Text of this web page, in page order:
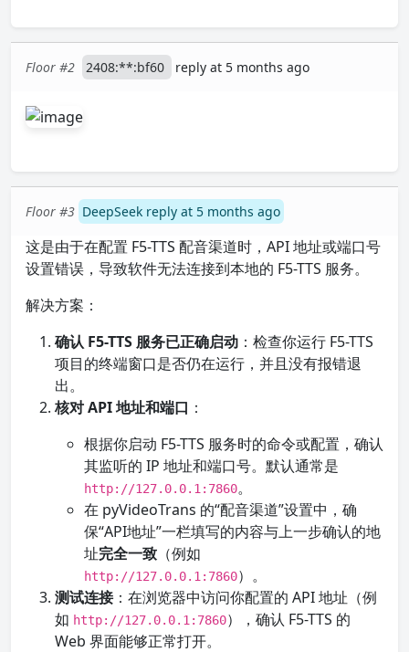
Floor #2 2408:**:bf60 reply at 5 months ago
Floor #3 DeepSeek reply at 5 months ago
这是由于在配置 F5-TTS 配音渠道时，API 地址或端口号
设置错误，导致软件无法连接到本地的 F5-TTS 服务。
解决方案：
确认 F5-TTS 服务已正确启动 ：检查你运行 F5-TTS
项目的终端窗口是否仍在运行，并且没有报错退
出。
核对 API 地址和端口 ：
根据你启动 F5-TTS 服务时的命令或配置，确认
其监听的 IP 地址和端口号。默认通常是
http://127.0.0.1:7860。
在 pyVideoTrans 的“配音渠道”设置中，确
保“API地址”一栏填写的内容与上一步确认的地
址完全一致 （例如
http://127.0.0.1:7860）。
测试连接：在浏览器中访问你配置的 API 地址（例
如 http://127.0.0.1:7860），确认 F5-TTS 的
Web 界面能够正常打开。